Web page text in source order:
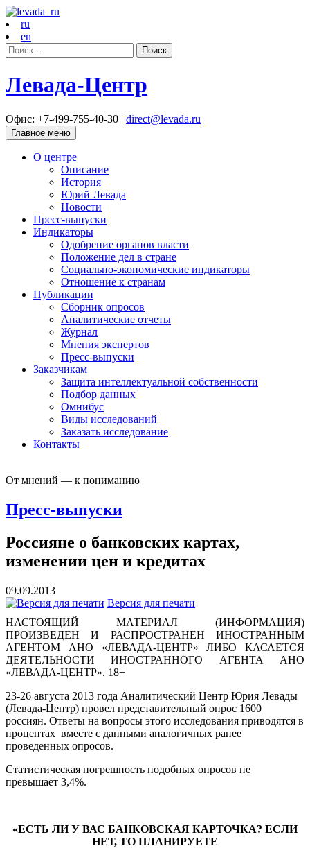
ru
en
Найти:
Левада-Центр
Офис: +7-499-755-40-30 | direct@levada.ru
Главное меню
О центре
Описание
История
Юрий Левада
Новости
Пресс-выпуски
Индикаторы
Одобрение органов власти
Положение дел в стране
Социально-экономические индикаторы
Отношение к странам
Публикации
Сборник опросов
Аналитические отчеты
Журнал
Мнения экспертов
Пресс-выпуски
Заказчикам
Защита интеллектуальной собственности
Подбор данных
Омнибус
Виды исследований
Заказать исследование
Контакты
От мнений — к пониманию
Пресс-выпуски
Россияне о банковских картах,
изменении цен и кредитах
09.09.2013
Версия для печати
НАСТОЯЩИЙ МАТЕРИАЛ (ИНФОРМАЦИЯ)
ПРОИЗВЕДЕН И РАСПРОСТРАНЕН ИНОСТРАННЫМ
АГЕНТОМ АНО «ЛЕВАДА-ЦЕНТР» ЛИБО КАСАЕТСЯ
ДЕЯТЕЛЬНОСТИ ИНОСТРАННОГО АГЕНТА АНО
«ЛЕВАДА-ЦЕНТР». 18+
23-26 августа 2013 года Аналитический Центр Юрия Левады
(Левада-Центр) провел представительный опрос 1600
россиян. Ответы на вопросы этого исследования приводятся в
процентах вместе с данными аналогичных ранее
проведенных опросов.
Статистическая погрешность подобных опросов не
превышает 3,4%.
«ЕСТЬ ЛИ У ВАС БАНКОВСКАЯ КАРТОЧКА? ЕСЛИ
НЕТ, ТО ПЛАНИРУЕТЕ